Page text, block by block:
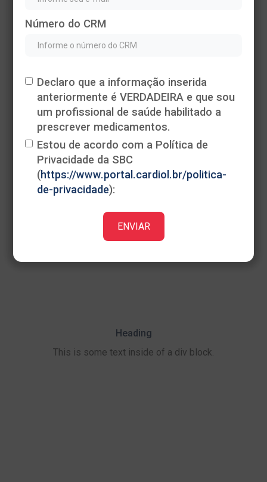
Número do CRM
Declaro que a informação inserida
anteriormente é VERDADEIRA e que sou
um profissional de saúde habilitado a
prescrever medicamentos.
Estou de acordo com a Política de
Privacidade da SBC
(https://www.portal.cardiol.br/politica-
de-privacidade):
Heading
This is some text inside of a div block.
Heading
This is some text inside of a div block.